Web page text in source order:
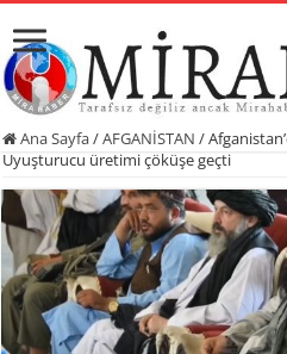
Ana Sayfa/AFGANİSTAN /
Uyuşturucu üretimi çöküşe geçti